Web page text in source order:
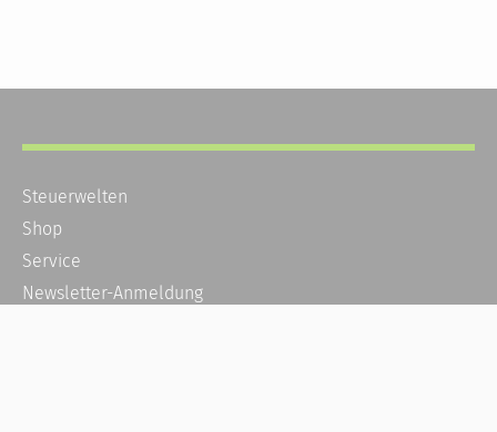
Steuerwelten
Shop
Service
Newsletter-Anmeldung